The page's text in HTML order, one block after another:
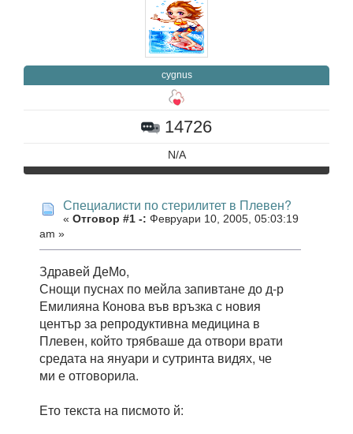
cygnus
14726
N/A
Специалисти по стерилитет в Плевен?
« Отговор #1 -: Февруари 10, 2005, 05:03:19
am »
Здравей ДеМо,
Снощи пуснах по мейла запивтане до д-р
Емилияна Конова във връзка с новия
център за репродуктивна медицина в
Плевен, който трябваше да отвори врати
средата на януари и сутринта видях, че
ми е отговорила.
Ето текста на писмото й: